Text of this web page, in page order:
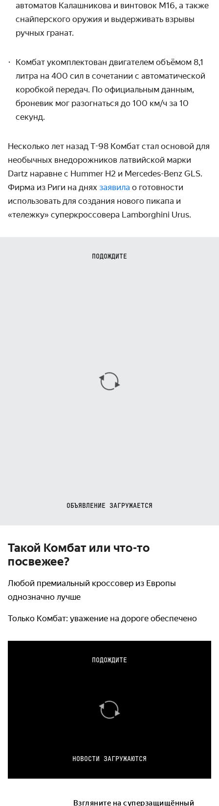
автоматов Калашникова и винтовок М16, а также
снайперского оружия и выдерживать взрывы
ручных гранат.
Комбат укомплектован двигателем объёмом 8,1
литра на 400 сил в сочетании с автоматической
коробкой передач. По официальным данным,
броневик мог разогнаться до 100 км/ч за 10
секунд.
Несколько лет назад Т-98 Комбат стал основой для
необычных внедорожников латвийской марки
Dartz наравне с Hummer H2 и Mercedes-Benz GLS.
Фирма из Риги на днях заявила о готовности
использовать для создания нового пикапа и
«тележку» суперкроссовера Lamborghini Urus.
ПОДОЖДИТЕ
ОБЪЯВЛЕНИЕ ЗАГРУЖАЕТСЯ
Такой Комбат или что-то
посвежее?
Любой премиальный кроссовер из Европы
однозначно лучше
Только Комбат: уважение на дороге обеспечено
ПОДОЖДИТЕ
НОВОСТИ ЗАГРУЖАЮТСЯ
Взгляните на суперзащищённый